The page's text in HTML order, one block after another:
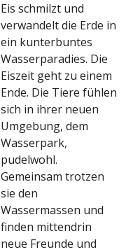
Eis schmilzt und
verwandelt die Erde in
ein kunterbuntes
Wasserparadies. Die
Eiszeit geht zu einem
Ende. Die Tiere fühlen
sich in ihrer neuen
Umgebung, dem
Wasserpark,
pudelwohl.
Gemeinsam trotzen
sie den
Wassermassen und
finden mittendrin
neue Freunde und